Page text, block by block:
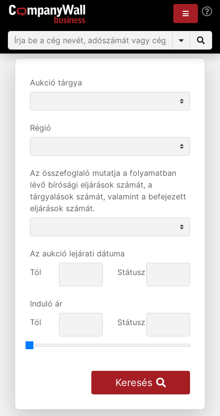
Aukció tárgya
Régió
Az összefoglaló mutatja a folyamatban
lévő bírósági eljárások számát, a
tárgyalások számát, valamint a befejezett
eljárások számát.
Az aukció lejárati dátuma
Tól
Státusz
Induló ár
Tól
Státusz
Keresés